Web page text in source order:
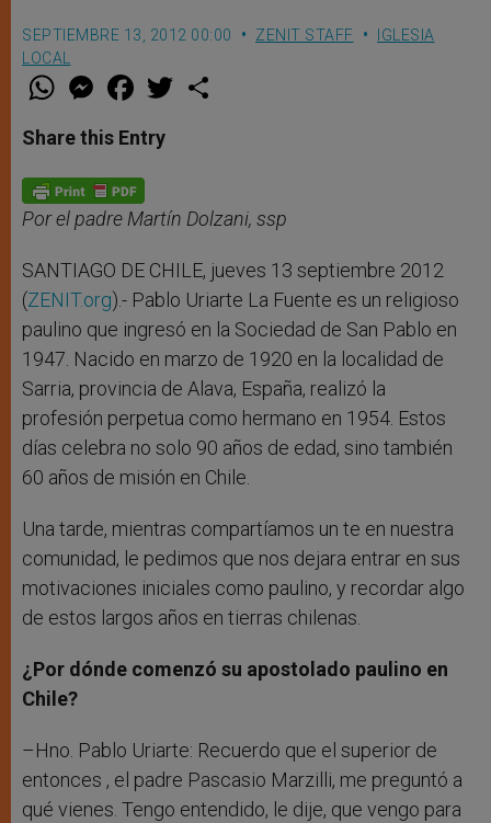
SEPTIEMBRE 13, 2012 00:00 ZENIT STAFF
IGLESIA
LOCAL
W
t
s
p
p
M
e
s
e
g
e
r
F
a
e
b
o
k
w
Share this Entry
Por el padre Martín Dolzani, ssp
SANTIAGO DE CHILE, jueves 13 septiembre 2012
(ZENIT.org).- Pablo Uriarte La Fuente es un religioso
paulino que ingresó en la Sociedad de San Pablo en
1947. Nacido en marzo de 1920 en la localidad de
Sarria, provincia de Alava, España, realizó la
profesión perpetua como hermano en 1954. Estos
días celebra no solo 90 años de edad, sino también
60 años de misión en Chile.
Una tarde, mientras compartíamos un te en nuestra
comunidad, le pedimos que nos dejara entrar en sus
motivaciones iniciales como paulino, y recordar algo
de estos largos años en tierras chilenas.
¿Por dónde comenzó su apostolado paulino en
Chile?
–Hno. Pablo Uriarte: Recuerdo que el superior de
entonces , el padre Pascasio Marzilli, me preguntó a
qué vienes. Tengo entendido, le dije, que vengo para